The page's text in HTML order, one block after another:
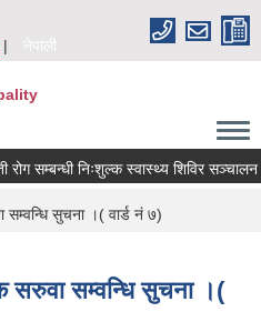
नेपाली
सम्बन्धी निःशुल्क स्वास्थ्य शिविर सञ्चालन
सम्वन्धि सुचना ।( वार्ड नं ७)
सरुवा सम्वन्धि सुचना ।(